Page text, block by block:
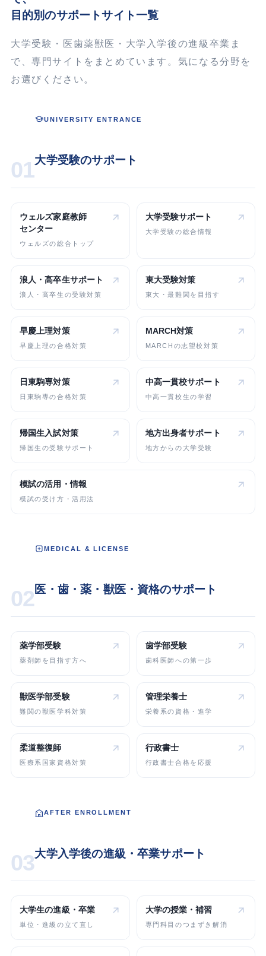
目的別のサポートサイト一覧
大学受験・医歯薬獣医・大学入学後の進級卒業ま
で、専門サイトをまとめています。気になる分野を
お選びください。
01
UNIVERSITY ENTRANCE
大学受験のサポート
ウェルズ家庭教師
センター
ウェルズの総合トップ
大学受験サポート
大学受験の総合情報
浪人・高卒生サポート
浪人・高卒生の受験対策
東大受験対策
東大・最難関を目指す
早慶上理対策
早慶上理の合格対策
MARCH対策
MARCHの志望校対策
日東駒専対策
日東駒専の合格対策
中高一貫校サポート
中高一貫校生の学習
帰国生入試対策
帰国生の受験サポート
地方出身者サポート
地方からの大学受験
模試の活用・情報
模試の受け方・活用法
02
MEDICAL & LICENSE
医・歯・薬・獣医・資格のサポート
薬学部受験
薬剤師を目指す方へ
歯学部受験
歯科医師への第一歩
獣医学部受験
難関の獣医学科対策
管理栄養士
栄養系の資格・進学
柔道整復師
医療系国家資格対策
行政書士
行政書士合格を応援
03
AFTER ENROLLMENT
大学入学後の進級・卒業サポート
大学生の進級・卒業
単位・進級の立て直し
大学の授業・補習
専門科目のつまずき解消